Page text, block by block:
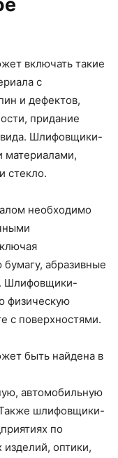
включать такие
с
и дефектов,
придание
Шлифовщики-
материалами,
стекло.
необходимо
абразивные
Шлифовщики-
физическую
с поверхностями.
быть найдена в
автомобильную
шлифовщики-
по
оптики,